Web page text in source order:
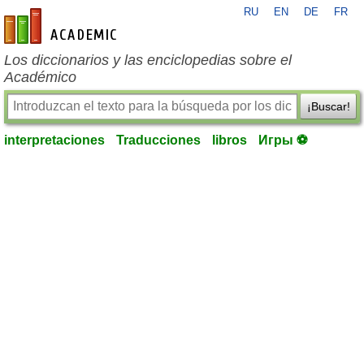
es-academic.com
RU EN DE FR
Los diccionarios y las enciclopedias sobre el
Académico
¡Buscar!
interpretaciones Traducciones libros Игры ⚽